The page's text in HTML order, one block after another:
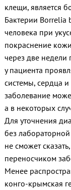
клещи, является
Бактерии Borrelia
человека при
покраснение
через две недели
у пациента
системы, сердца и
заболевание
а в некоторых
Для уточнения
без
не сможет
переносчиком
Менее
конго-крымская